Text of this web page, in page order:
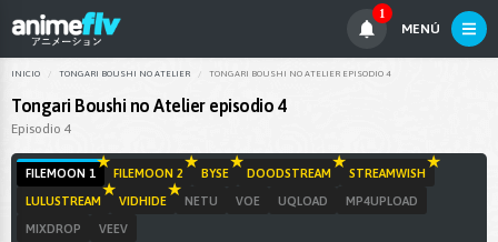
1
MENÚ
INICIO TONGARI BOUSHI NO ATELIER TONGARI BOUSHI NO ATELIER EPISODIO 4
Tongari Boushi no Atelier episodio 4
Episodio 4
FILEMOON 1 FILEMOON 2 BYSE DOODSTREAM STREAMWISH
LULUSTREAM VIDHIDE NETU VOE UQLOAD MP4UPLOAD
MIXDROP VEEV